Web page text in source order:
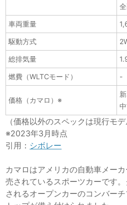
車両重量
駆動方式
総排気量
燃費（WLTCモード） -
価格（カマロ）※
（価格以外のスペックは現行モデ
※2023年3月時点
引用： シボレー
カマロはアメリカの自動車メー
売されているスポーツカーです
されるオープンカーのコンバー